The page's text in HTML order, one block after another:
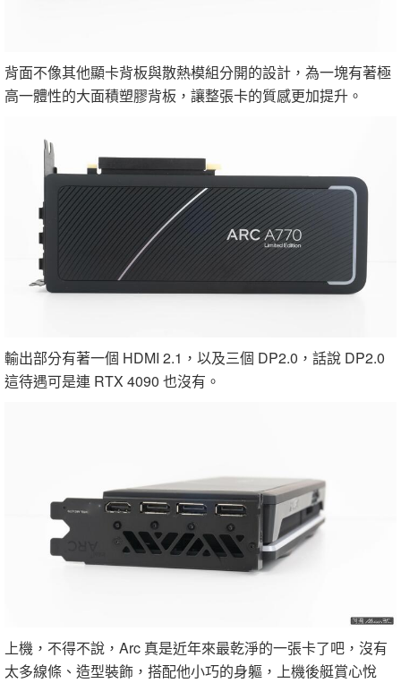
背面不像其他顯卡背板與散熱模組分開的設計，為一塊有著極
高一體性的大面積塑膠背板，讓整張卡的質感更加提升。
輸出部分有著一個 HDMI 2.1，以及三個 DP2.0，話說 DP2.0
這待遇可是連 RTX 4090 也沒有。
上機，不得不說，Arc 真是近年來最乾淨的一張卡了吧，沒有
太多線條、造型裝飾，搭配他小巧的身軀，上機後艇賞心悅